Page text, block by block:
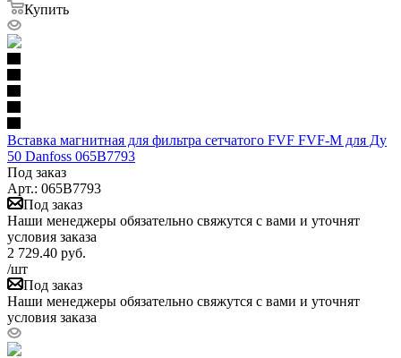
Купить
Вставка магнитная для фильтра сетчатого FVF FVF-M для Ду
50 Danfoss 065B7793
Под заказ
Арт.: 065B7793
Под заказ
Наши менеджеры обязательно свяжутся с вами и уточнят
условия заказа
2 729.40 руб.
/шт
Под заказ
Наши менеджеры обязательно свяжутся с вами и уточнят
условия заказа